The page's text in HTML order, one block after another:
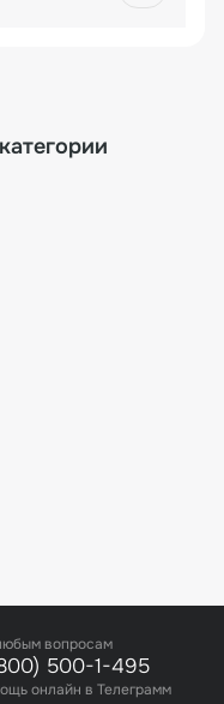
вопросам
500-1-495
онлайн в Телеграмм